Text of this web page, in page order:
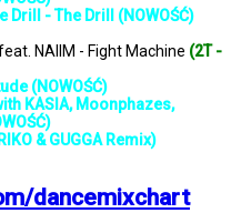
Drill - The Drill (NOWOŚĆ)
NAIIM - Fight Machine (2T -
(NOWOŚĆ)
KASIA, Moonphazes,
& GUGGA Remix)
dancemixchart